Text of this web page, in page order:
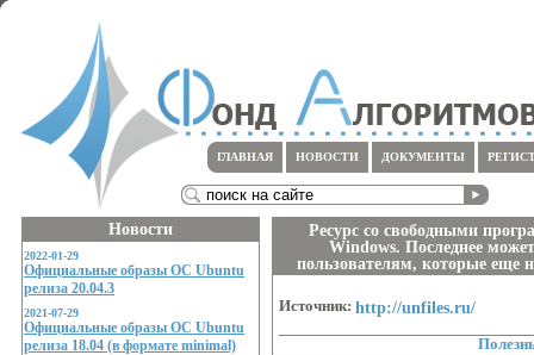
ДОКУМЕНТЫ
НОВОСТИ
ГЛАВНАЯ
Новости
2022-01-29
Официальные образы ОС Ubuntu
релиза 20.04.3
2021-07-29
Официальные образы ОС Ubuntu
релиза 18.04 (в формате minimal)
Ресурс со свободными
Windows. Последнее
пользователям, которые еще
Источник: http://unfiles.ru/